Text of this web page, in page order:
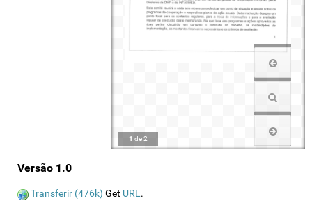
1 de2
Versão 1.0
Transferir (476k) Get URL.